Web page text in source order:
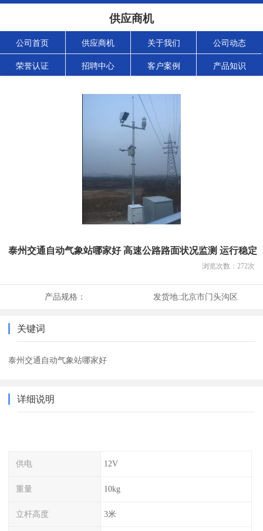
供应商机
公司首页 供应商机 关于我们 公司动态
荣誉认证 招聘中心 客户案例 产品知识
泰州交通自动气象站哪家好 高速公路路面状况监测 运行稳定
浏览次数： 272次
产品规格： 发货地:北京市门头沟区
关键词
泰州交通自动气象站哪家好
详细说明
供电 12V
重量 10kg
立杆高度 3米